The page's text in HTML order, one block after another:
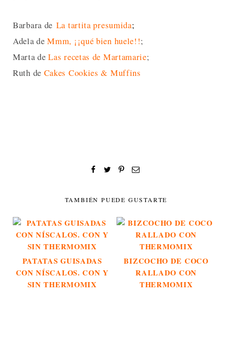
Barbara de La tartita presumida;
Adela deMmm, ¡¡qué bien huele!!;
Marta deLas recetas de Martamarie;
Ruth de Cakes Cookies & Muffins
TAMBIÉN PUEDE GUSTARTE
PATATAS GUISADAS
CON NÍSCALOS. CON Y
SIN THERMOMIX
BIZCOCHO DE COCO
RALLADO CON
THERMOMIX